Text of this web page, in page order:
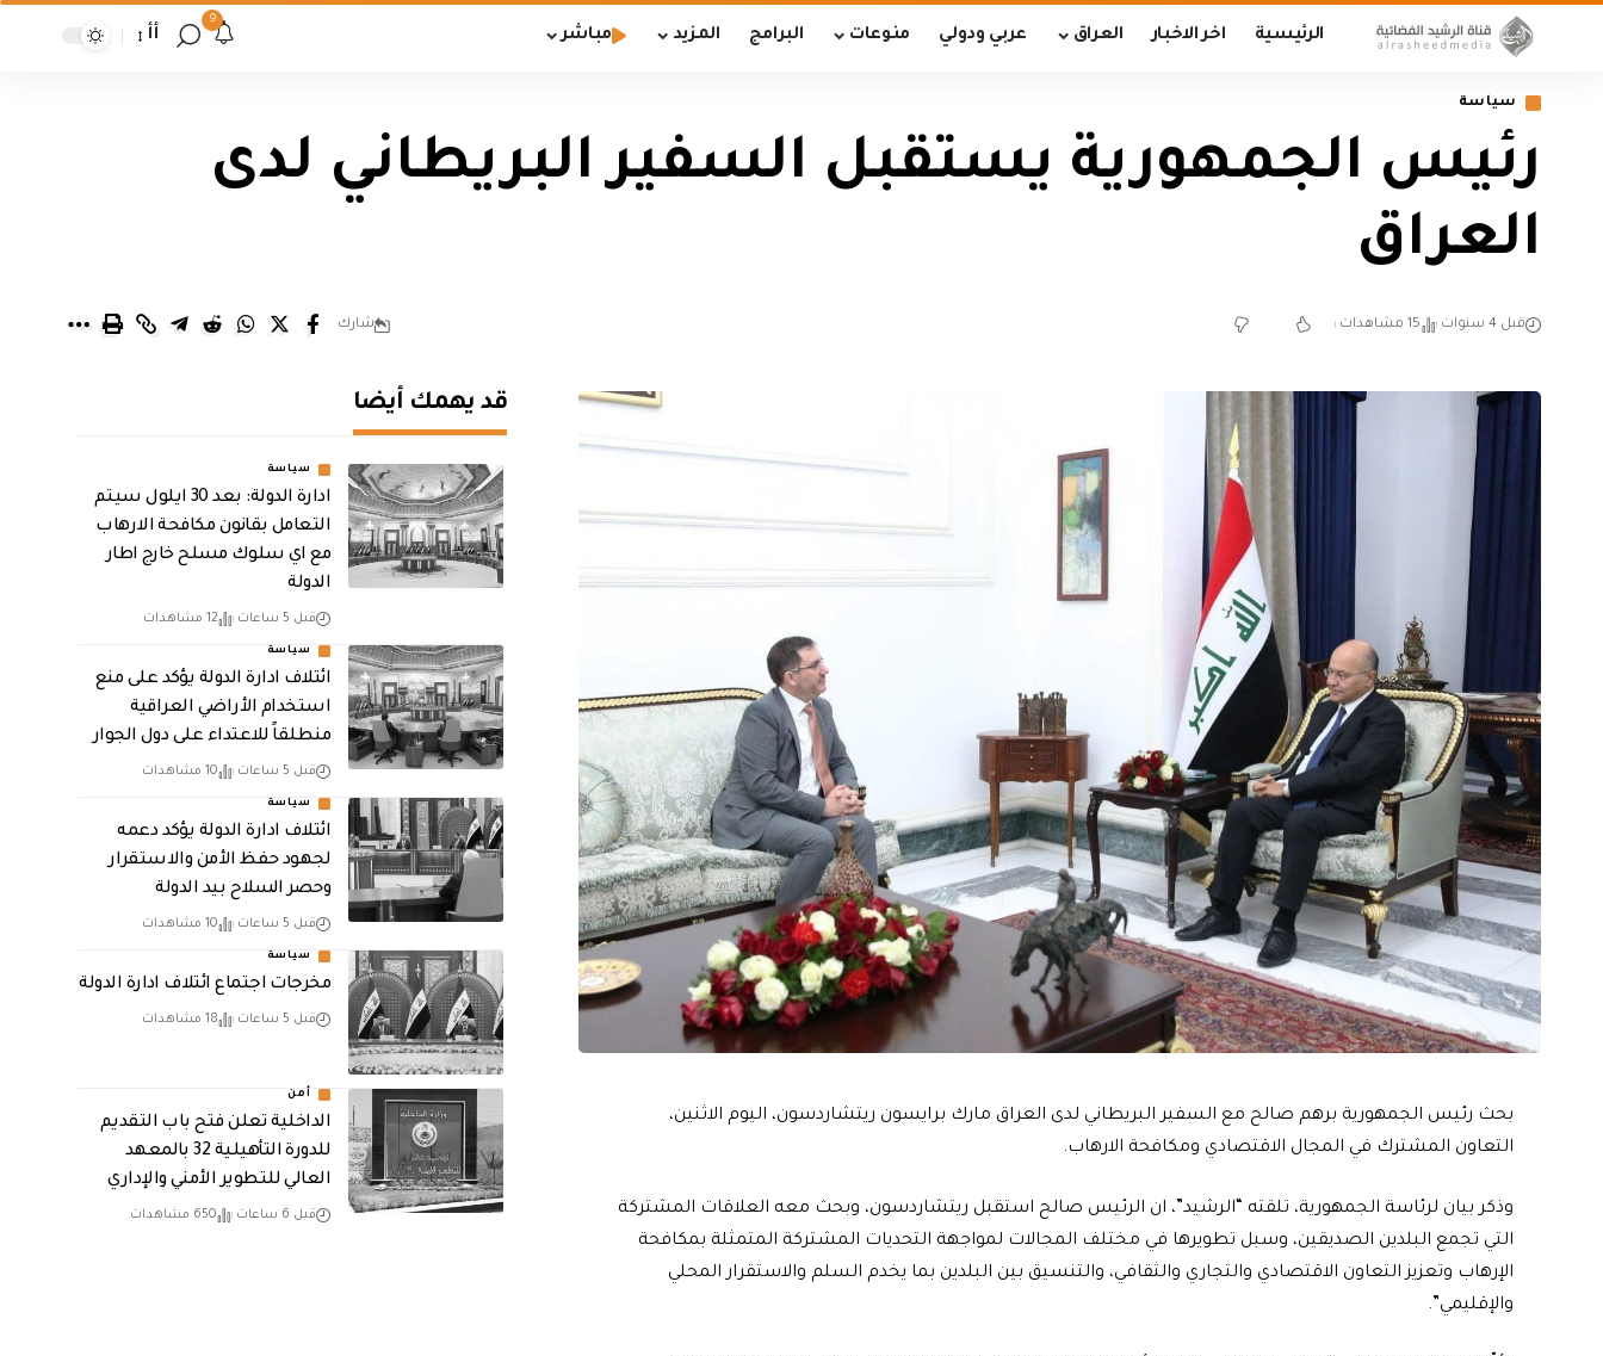
الرئيسية اخر الاخبار العراق عربي ودولي منوعات البرامج المزيد مباشر
9
أأ
سياسة
رئيس الجمهورية يستقبل السفير البريطاني لدى
العراق
قبل 4 سنوات 15 مشاهدات شارك
بحث رئيس الجمهورية برهم صالح مع السفير البريطاني لدى العراق مارك برايسون ريتشاردسون، اليوم الاثنين،
التعاون المشترك في المجال الاقتصادي ومكافحة الارهاب.
وذكر بيان لرئاسة الجمهورية، تلقته “الرشيد”، ان الرئيس صالح استقبل ريتشاردسون، وبحث معه العلاقات المشتركة
التي تجمع البلدين الصديقين، وسبل تطويرها في مختلف المجالات لمواجهة التحديات المشتركة المتمثلة بمكافحة
الإرهاب وتعزيز التعاون الاقتصادي والتجاري والثقافي، والتنسيق بين البلدين بما يخدم السلم والاستقرار المحلي
والإقليمي”.
قد يهمك أيضا
سياسة
ادارة الدولة: بعد 30 ايلول سيتم
التعامل بقانون مكافحة الارهاب
مع اي سلوك مسلح خارج اطار
الدولة
قبل 5 ساعات 12 مشاهدات
سياسة
ائتلاف ادارة الدولة يؤكد على منع
استخدام الأراضي العراقية
منطلقاً للاعتداء على دول الجوار
قبل 5 ساعات 10 مشاهدات
سياسة
ائتلاف ادارة الدولة يؤكد دعمه
لجهود حفظ الأمن والاستقرار
وحصر السلاح بيد الدولة
قبل 5 ساعات 10 مشاهدات
سياسة
مخرجات اجتماع ائتلاف ادارة الدولة
قبل 5 ساعات 18 مشاهدات
أمن
الداخلية تعلن فتح باب التقديم
للدورة التأهيلية 32 بالمعهد
العالي للتطوير الأمني والإداري
قبل 6 ساعات 650 مشاهدات